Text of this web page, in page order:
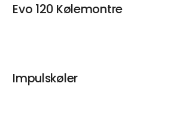
Evo 120 Kølemontre
Impulskøler